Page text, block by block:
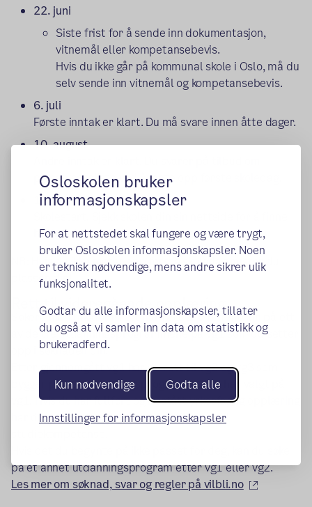
Osloskolen bruker
informasjonskapsler
For at nettstedet skal fungere og være trygt,
bruker Osloskolen informasjonskapsler. Noen
er teknisk nødvendige, mens andre sikrer ulik
funksjonalitet.
Godtar du alle informasjonskapsler, tillater
du også at vi samler inn data om statistikk og
brukeradferd.
Kun nødvendige Godta alle
Innstillinger for informasjonskapsler
22. juni
Siste frist for å sende inn dokumentasjon,
vitnemål eller kompetansebevis.
Hvis du ikke går på kommunal skole i Oslo, må du
selv sende inn vitnemål og kompetansebevis.
6. juli
Første inntak er klart. Du må svare innen åtte dager.
10. august
plass/venteliste ved å møte opp første skoledag.
17. august
hvilket tidspunkt du skal møte opp.
NB: Hvis du ikke møter opp første skoledag mister du
plassen din!
Rett til videregående opplæring
Søkere med ungdomsrett har rett til å komme inn på ett
av de tre utdanningsprogrammene på vg1 som du setter
opp i søknaden din.
Etter gjennomgått vg1 har du rett til vg2 og vg3 som
bygger på det utdanningsprogrammet du har valgt på
vg1. Hvis du har fullført og bestått yrkesfaglig opplæring
har du rett til ett års påbygging til generell
på et annet utdanningsprogram etter vg1 eller vg2.
Les mer om søknad, svar og regler på vilbli.no
(ekstern